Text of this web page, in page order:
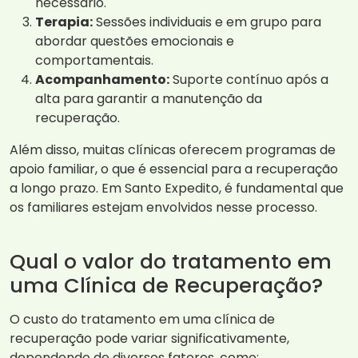
Terapia:Sessões individuais e em grupo para
abordar questões emocionais e
comportamentais.
Acompanhamento:Suporte contínuo após a
alta para garantir a manutenção da
recuperação.
Além disso, muitas clínicas oferecem programas de
apoio familiar, o que é essencial para a recuperação
a longo prazo. Em Santo Expedito, é fundamental que
os familiares estejam envolvidos nesse processo.
Qual o valor do tratamento em
uma Clínica de Recuperação?
O custo do tratamento em uma clínica de
recuperação pode variar significativamente,